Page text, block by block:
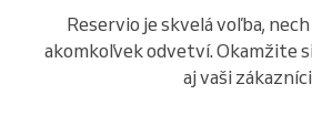
Reservio je skvelá voľba,
akomkoľvek odvetví. Okamžite
aj vaši